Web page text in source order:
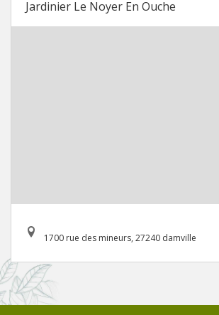
Jardinier Le Noyer En Ouche
1700 rue des mineurs, 27240 damville